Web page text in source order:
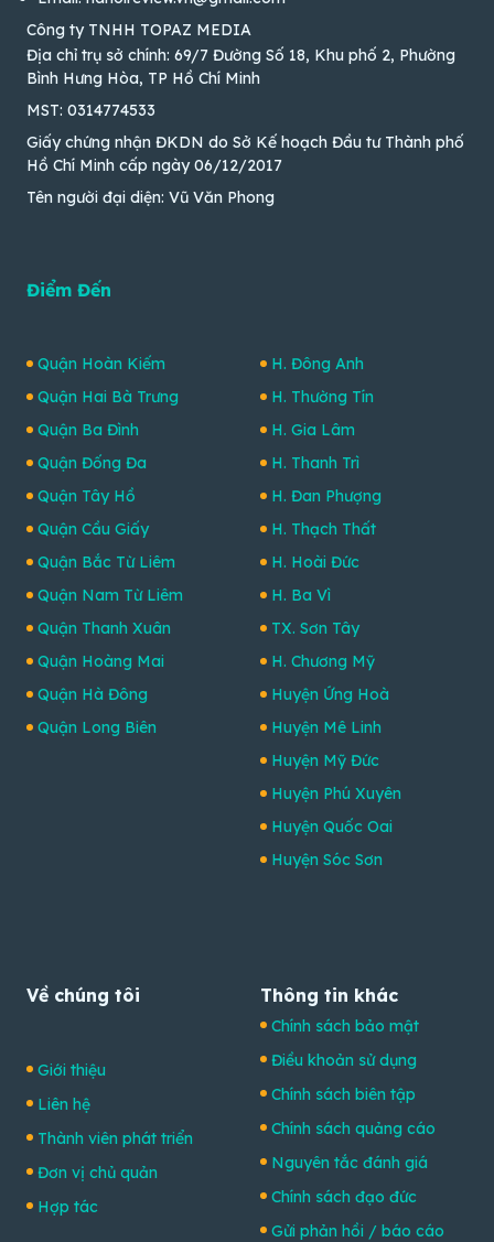
Công ty TNHH TOPAZ MEDIA
Địa chỉ trụ sở chính: 69/7 Đường Số 18, Khu phố 2, Phường
Bình Hưng Hòa, TP Hồ Chí Minh
MST: 0314774533
Giấy chứng nhận ĐKDN do Sở Kế hoạch Đầu tư Thành phố
Hồ Chí Minh cấp ngày 06/12/2017
Tên người đại diện: Vũ Văn Phong
Điểm Đến
Quận Hoàn Kiếm
Quận Hai Bà Trưng
Quận Ba Đình
Quận Đống Đa
Quận Tây Hồ
Quận Cầu Giấy
Quận Bắc Từ Liêm
Quận Nam Từ Liêm
Quận Thanh Xuân
Quận Hoàng Mai
Quận Hà Đông
Quận Long Biên
H. Đông Anh
H. Thường Tín
H. Gia Lâm
H. Thanh Trì
H. Đan Phượng
H. Thạch Thất
H. Hoài Đức
H. Ba Vì
TX. Sơn Tây
H. Chương Mỹ
Huyện Ứng Hoà
Huyện Mê Linh
Huyện Mỹ Đức
Huyện Phú Xuyên
Huyện Quốc Oai
Huyện Sóc Sơn
Về chúng tôi
Giới thiệu
Liên hệ
Thành viên phát triển
Đơn vị chủ quản
Hợp tác
Thông tin khác
Chính sách bảo mật
Điều khoản sử dụng
Chính sách biên tập
Chính sách quảng cáo
Nguyên tắc đánh giá
Chính sách đạo đức
Gửi phản hồi / báo cáo